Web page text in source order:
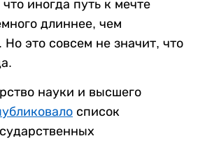
иногда путь к мечте
длиннее, чем
Но это совсем не значит, что
науки и высшего
список